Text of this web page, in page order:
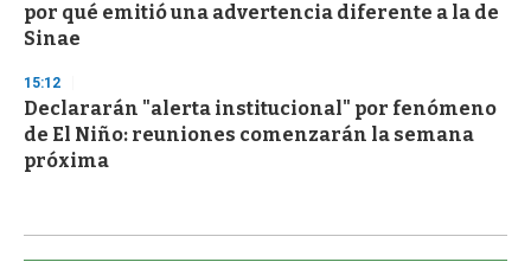
por qué emitió una advertencia diferente a la de
Sinae
15:12
Declararán "alerta institucional" por fenómeno
de El Niño: reuniones comenzarán la semana
próxima